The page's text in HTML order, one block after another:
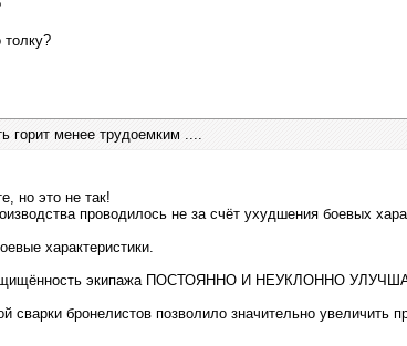
толку?
горит менее трудоемким ....
но это не так!
проводилось не за счёт ухудшения боевых
характеристики.
защищённость экипажа ПОСТОЯННО И НЕУКЛОННО
бронелистов позволило значительно увеличить